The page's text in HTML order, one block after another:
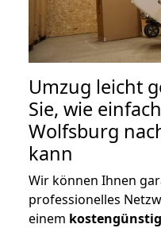
Umzug leicht
Sie, wie
Wolfsburg
kann
Wir können Ihnen
professionelles
einem